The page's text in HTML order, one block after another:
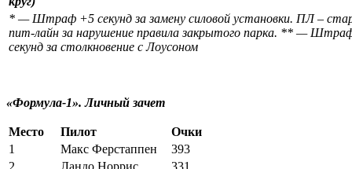
* — Штраф +5 секунд за замену силовой установки. ПЛ –
пит-лайн за нарушение правила закрытого парка. ** —
секунд за столкновение с Лоусоном
«Формула-1». Личный зачет
Место Пилот
Очки
1
Макс Ферстаппен
393